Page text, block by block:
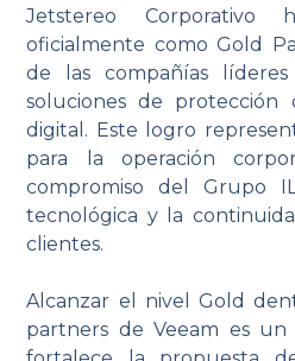
Jetstereo Corporativo
oficialmente como Gold
de las compañías
soluciones de protección
digital. Este logro
para la operación
compromiso del Grupo
tecnológica y la
clientes.
Alcanzar el nivel Gold
partners de Veeam es un